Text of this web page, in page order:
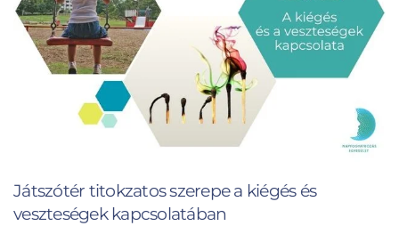
Játszótér titokzatos szerepe a kiégés és
veszteségek kapcsolatában